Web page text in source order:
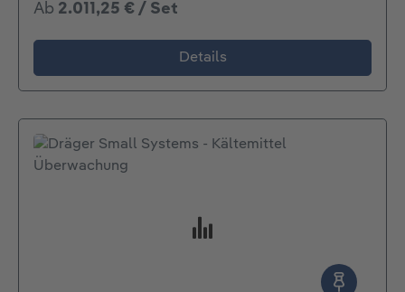
Ab 2.011,25 € / Set
Details